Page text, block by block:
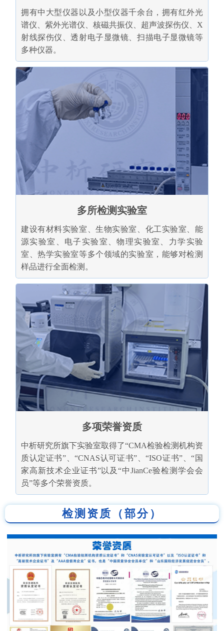
拥有中大型仪器以及小型仪器千余台，拥有红外光
谱仪、紫外光谱仪、核磁共振仪、超声波探伤仪、X
射线探伤仪、透射电子显微镜、扫描电子显微镜等
多种仪器。
多所检测实验室
建设有材料实验室、生物实验室、化工实验室、能
源实验室、电子实验室、物理实验室、力学实验
室、热学实验室等多个领域的实验室，能够对检测
样品进行全面检测。
多项荣誉资质
中析研究所旗下实验室取得了“CMA检验检测机构资
质认定证书”、“CNAS认可证书”、“ISO证书”、“国
家高新技术企业证书”以及“中JianCe验检测学会会
员”等多个荣誉资质。
检测资质（部分）